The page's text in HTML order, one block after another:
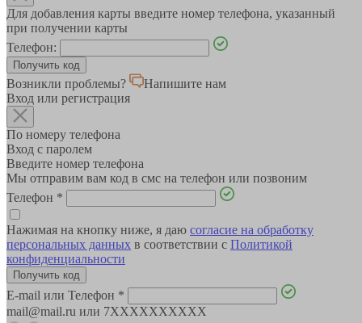
Для добавления карты введите номер телефона, указанный
при получении карты
Телефон:
Возникли проблемы?
Напишите нам
Вход или регистрация
По номеру телефона
Вход с паролем
Введите номер телефона
Мы отправим вам код в смс на телефон или позвоним
Телефон *
Нажимая на кнопку ниже, я даю согласие на обработку
персональных данных в соответствии с Политикой
конфиденциальности
E-mail или Телефон *
mail@mail.ru или 7XXXXXXXXXX